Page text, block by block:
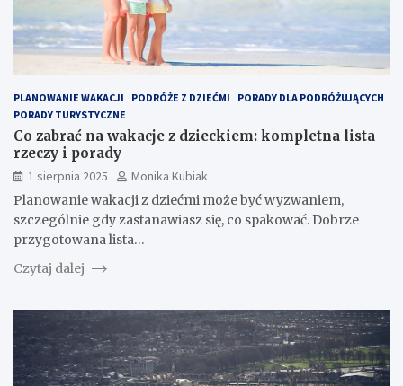
PLANOWANIE WAKACJI PODRÓŻE Z DZIEĆMI
PORADY DLA PODRÓŻUJĄCYCH
PORADY TURYSTYCZNE
Co zabrać na wakacje z dzieckiem: kompletna lista
rzeczy i porady
1 sierpnia 2025
Monika Kubiak
Planowanie wakacji z dziećmi może być wyzwaniem,
szczególnie gdy zastanawiasz się, co spakować. Dobrze
przygotowana lista…
Czytaj dalej